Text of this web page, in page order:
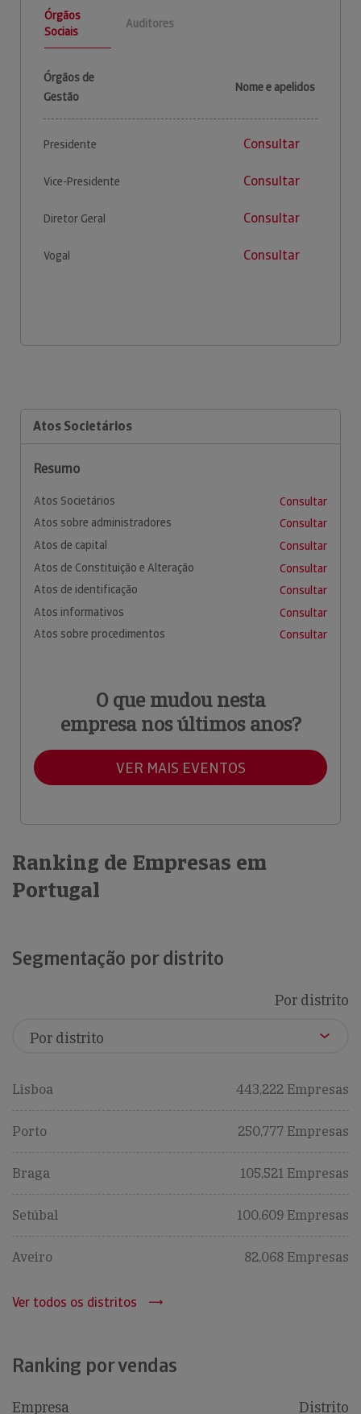
Órgãos
Sociais
Auditores
Órgãos de
Gestão
Nome e apelidos
Presidente Consultar
Vice-Presidente Consultar
Diretor Geral Consultar
Vogal Consultar
Atos Societários
Resumo
Atos Societários
Consultar
Atos sobre administradores
Consultar
Atos de capital
Consultar
Atos de Constituição e Alteração
Consultar
Atos de identificação
Consultar
Atos informativos
Consultar
Atos sobre procedimentos
Consultar
O que mudou nesta
empresa nos últimos anos?
VER MAIS EVENTOS
Ranking de Empresas em
Portugal
Segmentação por distrito
Por distrito
Lisboa 443,222 Empresas
Porto 250,777 Empresas
Braga 105,521 Empresas
Setúbal 100,609 Empresas
Aveiro 82,068 Empresas
Ver todos os distritos
Ranking por vendas
Empresa Distrito